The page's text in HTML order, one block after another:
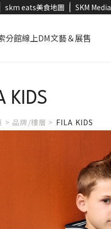
skm eats美食地圖 SKM Media
分館線上DM文藝＆展售
KIDS
> 品牌/樓層 > FILA KIDS